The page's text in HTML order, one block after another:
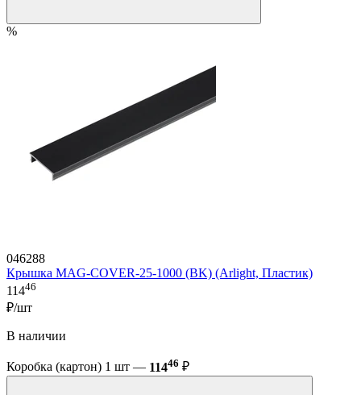
%
046288
Крышка MAG-COVER-25-1000 (BK) (Arlight, Пластик)
11446
₽/шт
В наличии
Коробка (картон) 1 шт — 11446 ₽